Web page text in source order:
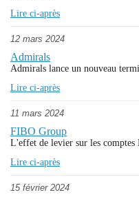
Lire ci-après
12 mars 2024
Admirals
Admirals lance un nouveau
Lire ci-après
11 mars 2024
FIBO Group
L'effet de levier sur les comptes
Lire ci-après
15 février 2024